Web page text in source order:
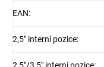
EAN:
2,5" interní pozice:
2,5"/3,5" interní pozice: